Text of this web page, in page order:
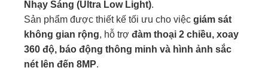
Nhạy Sáng (Ultra Low Light).
Sản phẩm được thiết kế tối ưu cho việc giám sát
không gian rộng, hỗ trợ đàm thoại 2 chiều, xoay
360 độ, báo động thông minh và hình ảnh sắc
nét lên đến 8MP.